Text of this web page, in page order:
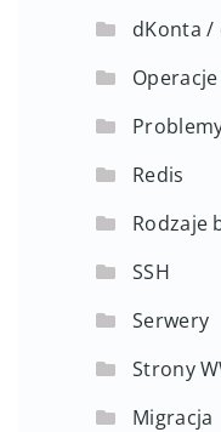
dKonta /
Operacje
Redis
Rodzaje
SSH
Serwery
Strony
Migracja